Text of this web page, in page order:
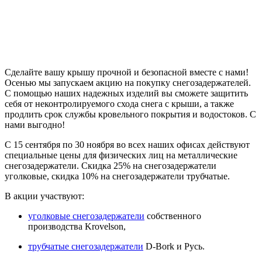
Сделайте вашу крышу прочной и безопасной вместе с нами!
Осенью мы запускаем акцию на покупку снегозадержателей.
С помощью наших надежных изделий вы сможете защитить
себя от неконтролируемого схода снега с крыши, а также
продлить срок службы кровельного покрытия и водостоков. С
нами выгодно!
С 15 сентября по 30 ноября во всех наших офисах действуют
специальные цены для физических лиц на металлические
снегозадержатели. Скидка 25% на снегозадержатели
уголковые, скидка 10% на снегозадержатели трубчатые.
В акции участвуют:
уголковые снегозадержатели собственного
производства Krovelson,
трубчатые снегозадержатели D-Bork и Русь.